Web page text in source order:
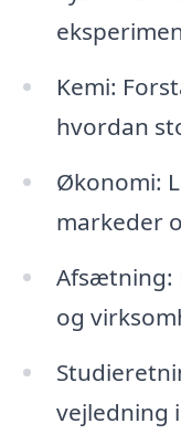
Kemi:
hvordan
Økonomi:
markeder
Afsætning:
og
vejledning